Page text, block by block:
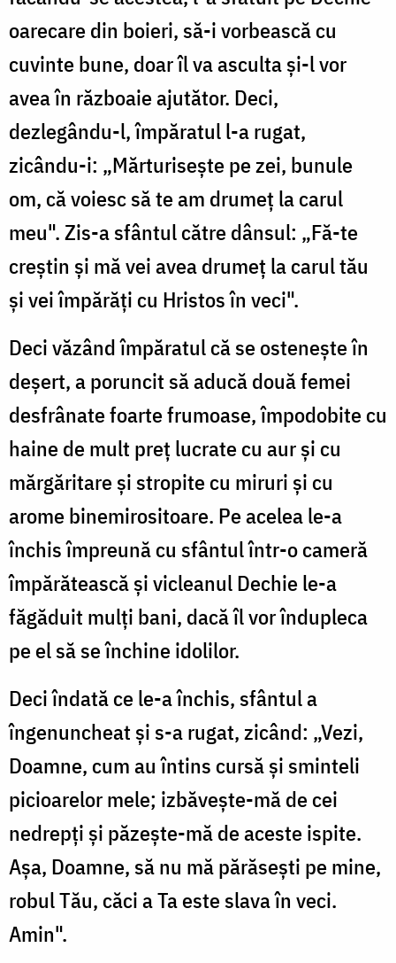
oarecare din boieri, să-i vorbească cu
cuvinte bune, doar îl va asculta și-l vor
avea în războaie ajutător. Deci,
dezlegându-l, împăratul l-a rugat,
zicându-i: „Mărtu­risește pe zei, bunule
om, că voiesc să te am drumeț la carul
meu". Zis-a sfântul către dânsul: „Fă-te
creștin și mă vei avea drumeț la carul tău
și vei împărăți cu Hristos în veci".
Deci văzând împăratul că se ostenește în
deșert, a poruncit să aducă două femei
desfrânate foarte frumoase, împodobite cu
haine de mult preț lucrate cu aur și cu
mărgăritare și stropite cu miruri și cu
arome binemirositoare. Pe acelea le-a
închis împreună cu sfântul într-o cameră
împărătească și vicleanul Dechie le-a
făgăduit mulți bani, dacă îl vor îndupleca
pe el să se închine idolilor.
Deci îndată ce le-a închis, sfântul a
îngenuncheat și s-a rugat, zicând: „Vezi,
Doamne, cum au întins cursă și sminteli
picioarelor mele; izbăvește-mă de cei
nedrepți și păzește-mă de aceste ispite.
Așa, Doamne, să nu mă părăsești pe mine,
robul Tău, căci a Ta este slava în veci.
Amin".